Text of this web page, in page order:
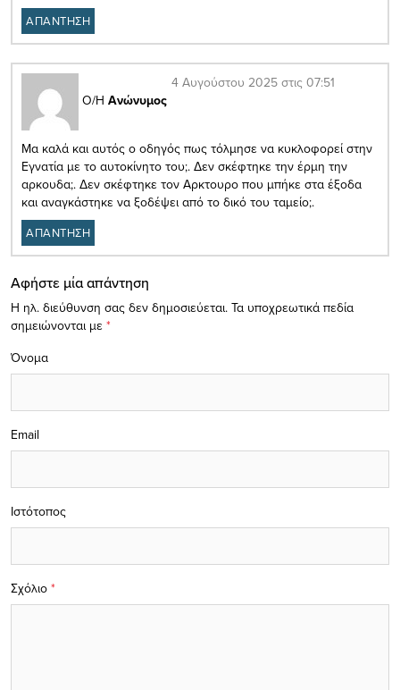
ΑΠΑΝΤΗΣΗ
Ο/Η Ανώνυμος
4 Αυγούστου 2025 στις 07:51
Μα καλά και αυτός ο οδηγός πως τόλμησε να κυκλοφορεί στην
Εγνατία με το αυτοκίνητο του;. Δεν σκέφτηκε την έρμη την
αρκουδα;. Δεν σκέφτηκε τον Αρκτουρο που μπήκε στα έξοδα
και αναγκάστηκε να ξοδέψει από το δικό του ταμείο;.
ΑΠΑΝΤΗΣΗ
Αφήστε μία απάντηση
Η ηλ. διεύθυνση σας δεν δημοσιεύεται. Τα υποχρεωτικά πεδία
σημειώνονται με *
Σχόλιο *
Όνομα
Email
Ιστότοπος